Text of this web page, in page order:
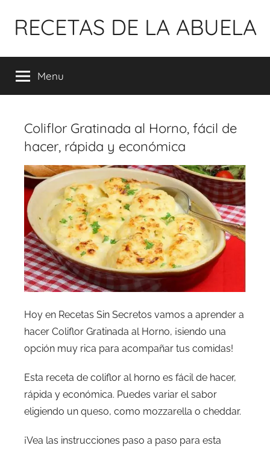
para
conteúdo
RECETAS DE LA ABUELA
Menu
Coliflor Gratinada al Horno, fácil de
hacer, rápida y económica
Hoy en Recetas Sin Secretos vamos a aprender a
hacer Coliflor Gratinada al Horno, ¡siendo una
opción muy rica para acompañar tus comidas!
Esta receta de coliflor al horno es fácil de hacer,
rápida y económica. Puedes variar el sabor
eligiendo un queso, como mozzarella o cheddar.
¡Vea las instrucciones paso a paso para esta